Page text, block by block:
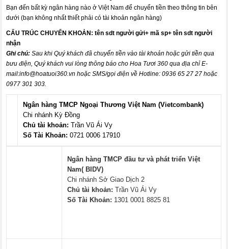
Bạn đến bất kỳ ngân hàng nào ở Việt Nam để chuyển tiền theo thông tin bên
dưới (bạn không nhất thiết phải có tài khoản ngân hàng)
CẤU TRÚC CHUYỂN KHOẢN:tên sdt người gửi+ mã sp+ tên sdt người
nhận
Ghi chú:Sau khi Quý khách đã chuyển tiền vào tài khoản hoặc gửi tiền qua
bưu điện, Quý khách vui lòng thông báo cho Hoa Tươi 360 qua địa chỉ E-
mail:info@hoatuoi360.vn hoặc SMS/gọi điện về Hotline: 0936 65 27 27 hoặc
0977 301 303.
Ngân hàng TMCP Ngoại Thương Việt Nam (Vietcombank)
Chi nhánh Kỳ Đồng
Chủ tài khoản: Trần Vũ Ái Vy
Số Tài Khoản: 0721 0006 17910
Ngân hàng TMCP đầu tư và phát triển Việt
Nam( BIDV)
Chi nhánh Sở Giao Dịch 2
Chủ tài khoản: Trần Vũ Ái Vy
Số Tài Khoản: 1301 0001 8825 81